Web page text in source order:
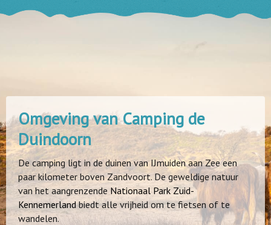
Omgeving van Camping de
Duindoorn
De camping ligt in de duinen van IJmuiden aan Zee een
paar kilometer boven Zandvoort. De geweldige natuur
van het aangrenzende Nationaal Park Zuid-
Kennemerland biedt alle vrijheid om te fietsen of te
wandelen.